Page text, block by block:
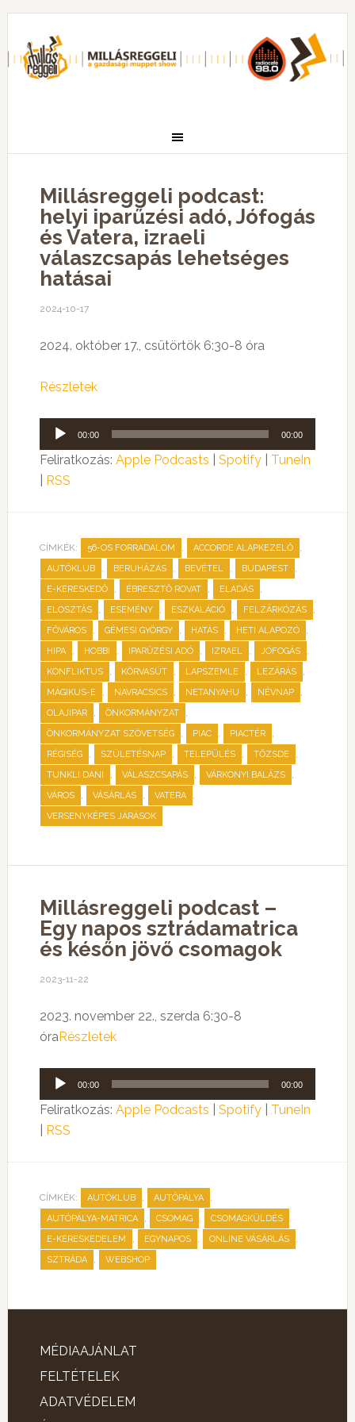
Millásreggeli podcast:
helyi iparűzési adó, Jófogás
és Vatera, izraeli
válaszcsapás lehetséges
hatásai
2024-10-17
2024. október 17., csütörtök 6:30-8 óra
Részletek
Audió
lejátszó
00:00 00:00
Feliratkozás: Apple Podcasts Spotify| TuneIn
RSS
CÍMKÉK: 56-OS FORRADALOM , ACCORDE ALAPKEZELŐ ,
AUTÓKLUB , BERUHÁZÁS , BEVÉTEL , BUDAPEST ,
E-KERESKEDŐ , ÉBRESZTŐ ROVAT , ELADÁS ,
ELOSZTÁS , ESEMÉNY , ESZKALÁCIÓ , FELZÁRKÓZÁS ,
FŐVÁROS , GÉMESI GYÖRGY , HATÁS , HETI ALAPOZÓ ,
HIPA , HOBBI , IPARŰZÉSI ADÓ , IZRAEL , JÓFOGÁS ,
KONFLIKTUS , KÖRVASÚT , LAPSZEMLE , LEZÁRÁS ,
MÁGIKUS-E , NAVRACSICS , NETANYAHU , NÉVNAP ,
OLAJIPAR , ÖNKORMÁNYZAT ,
ÖNKORMÁNYZAT SZÖVETSÉG , PIAC , PIACTÉR ,
RÉGISÉG , SZÜLETÉSNAP , TELEPÜLÉS , TŐZSDE ,
TUNKLI DANI , VÁLASZCSAPÁS , VÁRKONYI BALÁZS ,
VÁROS , VÁSÁRLÁS , VATERA ,
VERSENYKÉPES JÁRÁSOK
Millásreggeli podcast –
Egy napos sztrádamatrica
és későn jövő csomagok
2023-11-22
2023. november 22., szerda 6:30-8
óraRészletek
Audió
lejátszó
00:00 00:00
Feliratkozás: Apple Podcasts Spotify| TuneIn
RSS
CÍMKÉK: AUTÓKLUB , AUTÓPÁLYA ,
AUTÓPÁLYA-MATRICA , CSOMAG , CSOMAGKÜLDÉS ,
E-KERESKEDELEM , EGYNAPOS , ONLINE VÁSÁRLÁS ,
SZTRÁDA , WEBSHOP
MÉDIAAJÁNLAT
FELTÉTELEK
ADATVÉDELEM